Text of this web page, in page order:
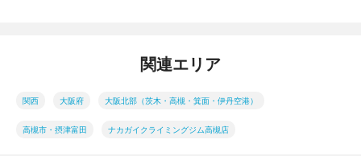
関連エリア
関西 大阪府 大阪北部（茨木・高槻・箕面・伊丹空港）
高槻市・摂津富田 ナカガイクライミングジム高槻店